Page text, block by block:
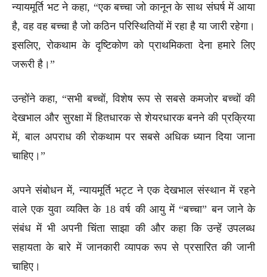
न्यायमूर्ति भट ने कहा, “एक बच्चा जो कानून के साथ संघर्ष में आया
है, वह वह बच्चा है जो कठिन परिस्थितियों में रहा है या जारी रहेगा।
इसलिए, रोकथाम के दृष्टिकोण को प्राथमिकता देना हमारे लिए
जरूरी है।”
उन्होंने कहा, “सभी बच्चों, विशेष रूप से सबसे कमजोर बच्चों की
देखभाल और सुरक्षा में हितधारक से शेयरधारक बनने की प्रक्रिया
में, बाल अपराध की रोकथाम पर सबसे अधिक ध्यान दिया जाना
चाहिए।”
अपने संबोधन में, न्यायमूर्ति भट्ट ने एक देखभाल संस्थान में रहने
वाले एक युवा व्यक्ति के 18 वर्ष की आयु में “बच्चा” बन जाने के
संबंध में भी अपनी चिंता साझा की और कहा कि उन्हें उपलब्ध
सहायता के बारे में जानकारी व्यापक रूप से प्रसारित की जानी
चाहिए।